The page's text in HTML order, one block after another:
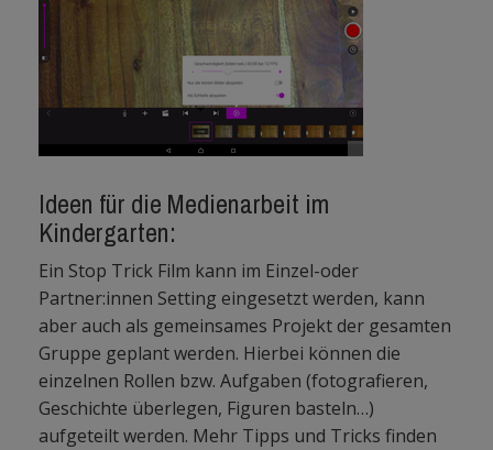
Ideen für die Medienarbeit im
Kindergarten:
Ein Stop Trick Film kann im Einzel-oder
Partner:innen Setting eingesetzt werden, kann
aber auch als gemeinsames Projekt der gesamten
Gruppe geplant werden. Hierbei können die
einzelnen Rollen bzw. Aufgaben (fotografieren,
Geschichte überlegen, Figuren basteln…)
aufgeteilt werden. Mehr Tipps und Tricks finden